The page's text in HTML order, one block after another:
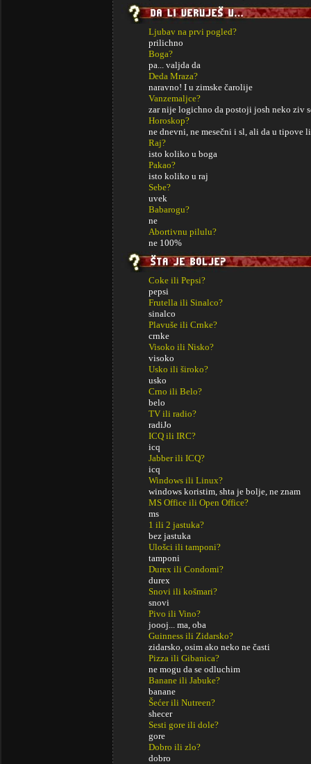
Ljubav na prvi pogled?
prilichno
Boga?
pa... valjda da
Deda Mraza?
naravno! I u zimske čarolije
Vanzemaljce?
zar nije logichno da postoji josh neko ziv
Horoskop?
ne dnevni, ne mesečni i sl, ali da u tipove
Raj?
isto koliko u boga
Pakao?
isto koliko u raj
Sebe?
uvek
Babarogu?
ne
Abortivnu pilulu?
ne 100%
Coke ili Pepsi?
pepsi
Frutella ili Sinalco?
sinalco
Plavuše ili Crnke?
crnke
Visoko ili Nisko?
visoko
Usko ili široko?
usko
Crno ili Belo?
belo
TV ili radio?
radiJo
ICQ ili IRC?
icq
Jabber ili ICQ?
icq
Windows ili Linux?
windows koristim, shta je bolje, ne znam
MS Office ili Open Office?
ms
1 ili 2 jastuka?
bez jastuka
Ulošci ili tamponi?
tamponi
Durex ili Condomi?
durex
Snovi ili košmari?
snovi
Pivo ili Vino?
joooj... ma, oba
Guinness ili Zidarsko?
zidarsko, osim ako neko ne časti
Pizza ili Gibanica?
ne mogu da se odluchim
Banane ili Jabuke?
banane
Šećer ili Nutreen?
shecer
Sesti gore ili dole?
gore
Dobro ili zlo?
dobro